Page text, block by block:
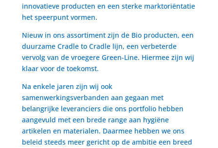
innovatieve producten en een sterke marktoriëntatie
het speerpunt vormen.
Nieuw in ons assortiment zijn de Bio producten, een
duurzame Cradle to Cradle lijn, een verbeterde
vervolg van de vroegere Green-Line. Hiermee zijn wij
klaar voor de toekomst.
Na enkele jaren zijn wij ook
samenwerkingsverbanden aan gegaan met
belangrijke leveranciers die ons portfolio hebben
aangevuld met een brede range aan hygiëne
artikelen en materialen. Daarmee hebben we ons
beleid steeds meer gericht op de ambitie een breed